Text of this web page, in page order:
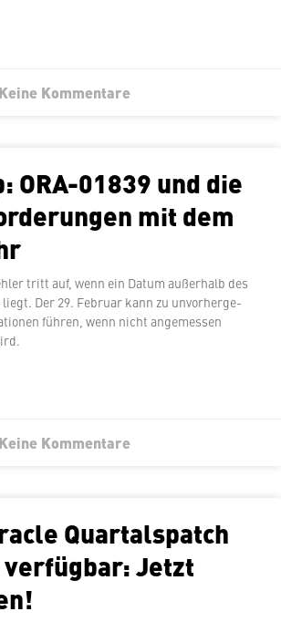
Keine Kommentare
ORA-01839 und die
mit dem
tritt auf, wenn ein Datum außerhalb des
Der 29. Februar kann zu un­vor­her­ge­
führen, wenn nicht an­ge­mes­sen
Keine Kommentare
Quar­tals­patch
Jetzt